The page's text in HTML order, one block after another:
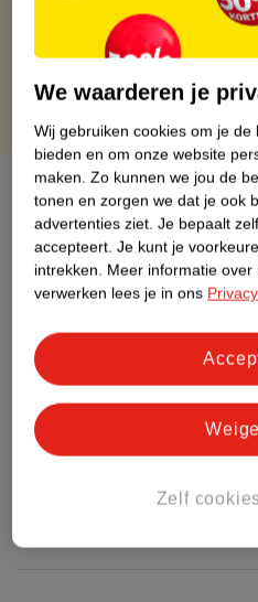
Gratis retourneren via
Gratis punten met je Kruidvat
Over dit product
Productinformatie
Etiketinformatie
Nature Impact Score
Dit product
Impact
We waarderen je
Wij gebruiken cookies om je
bieden en om onze website
maken. Zo kunnen we jou de
tonen en zorgen we dat je ook
advertenties ziet. Je bepaalt
accepteert. Je kunt je
intrekken. Meer informatie
verwerken lees je in ons
Zelf